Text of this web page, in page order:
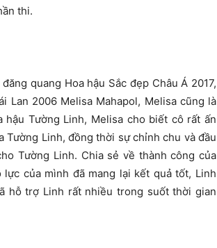
thi.
quang Hoa hậu Sắc đẹp Châu Á 2017,
Lan 2006 Melisa Mahapol, Melisa cũng là
Tường Linh, Melisa cho biết cô rất ấn
Linh, đồng thời sự chỉnh chu và đầu
Tường Linh. Chia sẻ về thành công của
của mình đã mang lại kết quả tốt, Linh
hỗ trợ Linh rất nhiều trong suốt thời gian